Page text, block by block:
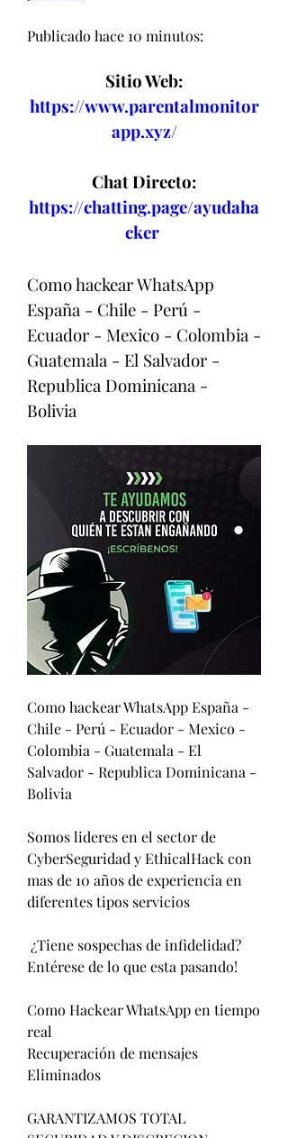
Publicado hace 10 minutos:
Sitio Web:
https://www.parentalmonitor
app.xyz/
Chat Directo:
https://chatting.page/ayudaha
cker
Como hackear WhatsApp
España - Chile - Perú -
Ecuador - Mexico - Colombia -
Guatemala - El Salvador -
Republica Dominicana -
Bolivia
Como hackear WhatsApp España -
Chile - Perú - Ecuador - Mexico -
Colombia - Guatemala - El
Salvador - Republica Dominicana -
Bolivia
Somos lideres en el sector de
CyberSeguridad y EthicalHack con
mas de 10 años de experiencia en
Como Hackear WhatsApp en tiempo
real
Recuperación de mensajes
Eliminados
GARANTIZAMOS TOTAL